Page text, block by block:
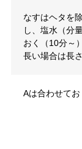
なすはヘタを
し、塩水（分
おく（10分～
長い場合は長
Aは合わせてお